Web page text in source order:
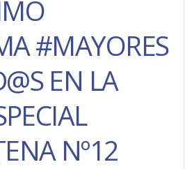
#MAYORES
EN LA
Nº12